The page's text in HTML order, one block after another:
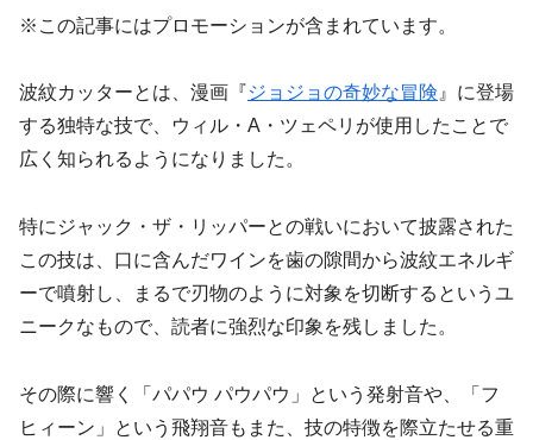
※この記事にはプロモーションが含まれています。
波紋カッターとは、漫画『 ジョジョの奇妙な冒険』に登場
する独特な技で、ウィル・A・ツェペリが使用したことで
広く知られるようになりました。
特にジャック・ザ・リッパーとの戦いにおいて披露された
この技は、口に含んだワインを歯の隙間から波紋エネルギ
ーで噴射し、まるで刃物のように対象を切断するというユ
ニークなもので、読者に強烈な印象を残しました。
その際に響く「パパウ パウパウ」という発射音や、「フ
ヒィーン」という飛翔音もまた、技の特徴を際立たせる重